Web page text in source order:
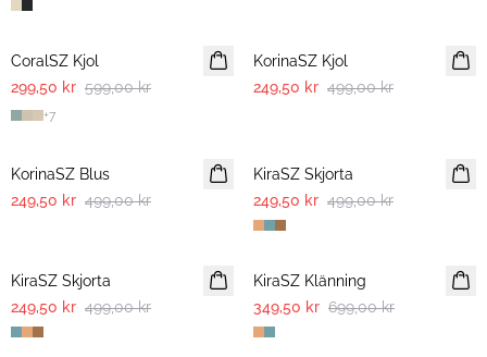
-50%
CoralSZ Kjol
299,50 kr 599,00 kr
+7
KorinaSZ Kjol
249,50 kr 499,00 kr
KorinaSZ Blus
249,50 kr 499,00 kr
KiraSZ Skjorta
249,50 kr 499,00 kr
KiraSZ Skjorta
249,50 kr 499,00 kr
-50%
KiraSZ Klänning
349,50 kr 699,00 kr
-50% -50%